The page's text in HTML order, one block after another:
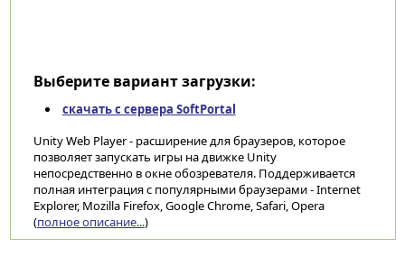
Выберите вариант загрузки:
скачать с сервера SoftPortal
Unity Web Player - расширение для браузеров, которое
позволяет запускать игры на движке Unity
непосредственно в окне обозревателя. Поддерживается
полная интеграция с популярными браузерами - Internet
Explorer, Mozilla Firefox, Google Chrome, Safari, Opera
(полное описание...)